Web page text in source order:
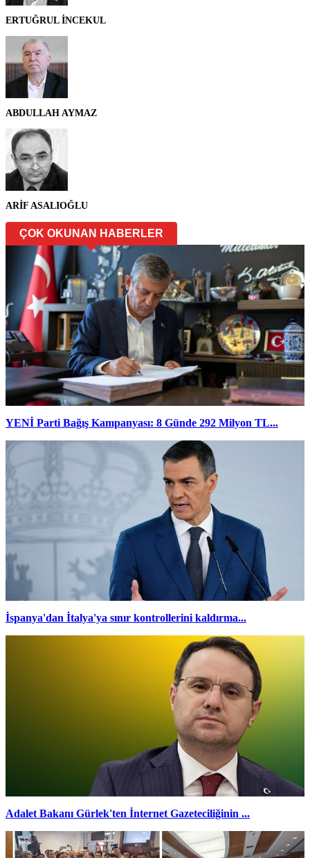
ERTUĞRUL İNCEKUL
ABDULLAH AYMAZ
ARİF ASALIOĞLU
ÇOK OKUNAN HABERLER
YENİ Parti Bağış Kampanyası: 8 Günde 292 Milyon TL...
İspanya'dan İtalya'ya sınır kontrollerini kaldırma...
Adalet Bakanı Gürlek'ten İnternet Gazeteciliğinin ...